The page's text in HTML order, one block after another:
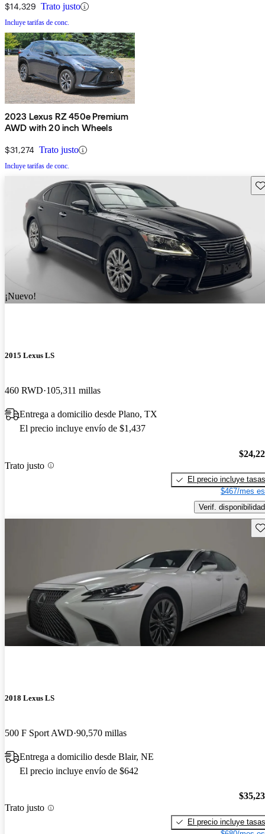
$14,329 Trato justo
Incluye tarifas de conc.
2023 Lexus RZ 450e Premium
AWD with 20 inch Wheels
$31,274 Trato justo
Incluye tarifas de conc.
¡Nuevo!
2015 Lexus LS
460 RWD 105,311 millas
Entrega a domicilio desde Plano, TX
El precio incluye envío de $1,437
Trato justo
El precio incluye tasas
$467/mes
Verif. disponibilidad
2018 Lexus LS
500 F Sport AWD 90,570 millas
Entrega a domicilio desde Blair, NE
El precio incluye envío de $642
Trato justo
El precio incluye tasas